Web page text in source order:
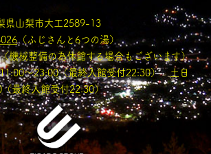
山梨市大工2589-13
（ふじさんと6つの湯）
機械整備の為休館する場合もございます）
〜23:00（最終入館受付22:30） 土日
最終入館受付22:30）